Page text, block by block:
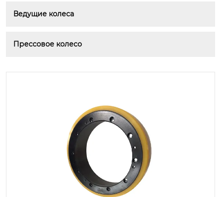
Ведущие колеса
Прессовое колесо